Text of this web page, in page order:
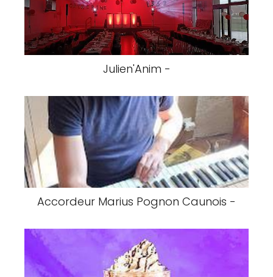
Julien'Anim -
Accordeur Marius Pognon Caunois -